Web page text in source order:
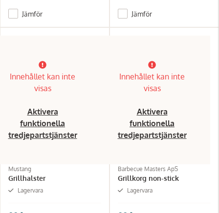
Jämför Jämför
Innehållet kan inte
visas
Aktivera
funktionella
tredjepartstjänster
Mustang
Grillhalster
Lagervara
Innehållet kan inte
visas
Aktivera
funktionella
tredjepartstjänster
Barbecue Masters ApS
Grillkorg non-stick
Lagervara